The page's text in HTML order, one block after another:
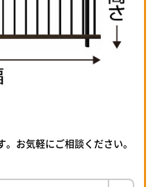
お気軽にご相談ください。